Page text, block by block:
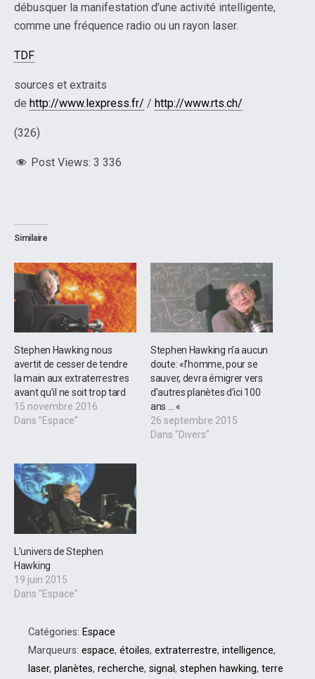
débusquer la manifestation d’une activité intelligente,
comme une fréquence radio ou un rayon laser.
TDF
sources et extraits
de http://www.lexpress.fr/ / http://www.rts.ch/
(326)
Post Views: 3 336
Similaire
Stephen Hawking nous
avertit de cesser de tendre
la main aux extraterrestres
avant qu’il ne soit trop tard
15 novembre 2016
Dans "Espace"
Stephen Hawking n’a aucun
doute: «l’homme, pour se
sauver, devra émigrer vers
d’autres planètes d’ici 100
ans … «
26 septembre 2015
Dans "Divers"
L’univers de Stephen
Hawking
19 juin 2015
Dans "Espace"
Catégories: Espace
Marqueurs: espace, étoiles, extraterrestre, intelligence,
laser, planètes, recherche, signal, stephen hawking, terre